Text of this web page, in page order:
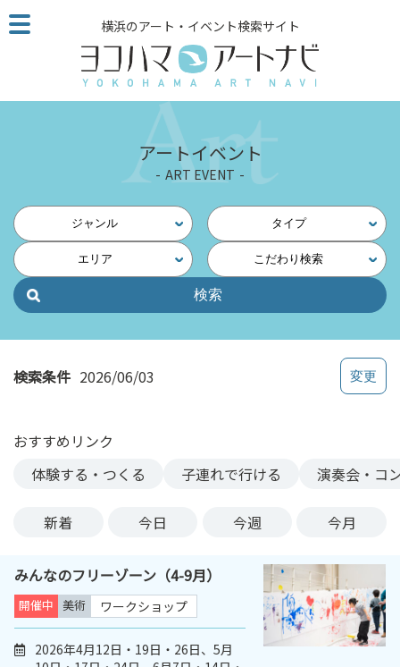
こ
の
ジ
読
他
ペ
の
横浜のアート・イベント検索サイト
アートイベント
ART EVENT
ジャンル タイプ
エリア こだわり検索
検索条件 2026/06/03
おすすめリンク
体験する・つくる
子連れで行ける 演奏会・コ
新着 今日 今週 今月
みんなのフリーゾーン（4-9月）
開催中 美術 ワークショップ
2026年4月12日・19日・26日、5月